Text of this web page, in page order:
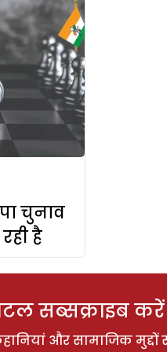
चुनाव
है
सब्सक्राइब करें
और सामाजिक